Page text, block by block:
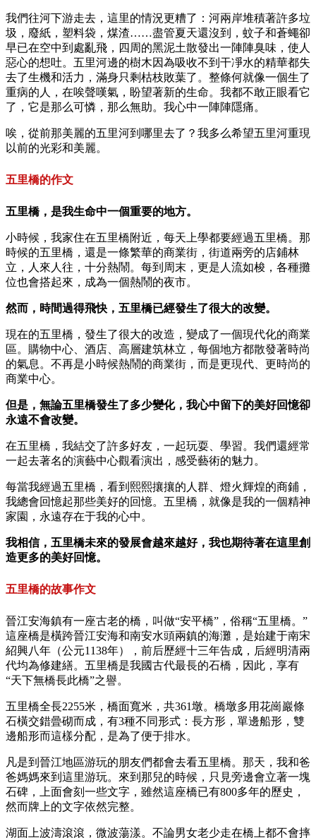
我們往河下游走去，這里的情況更糟了：河兩岸堆積著許多垃
圾，廢紙，塑料袋，煤渣……盡管夏天還沒到，蚊子和蒼蠅卻
早已在空中到處亂飛，四周的黑泥土散發出一陣陣臭味，使人
惡心的想吐。五里河邊的樹木因為吸收不到干凈水的精華都失
去了生機和活力，滿身只剩枯枝敗葉了。整條何就像一個生了
重病的人，在唉聲嘆氣，盼望著新的生命。我都不敢正眼看它
了，它是那么可憐，那么無助。我心中一陣陣隱痛。
唉，從前那美麗的五里河到哪里去了？我多么希望五里河重現
以前的光彩和美麗。
五里橋的作文
五里橋，是我生命中一個重要的地方。
小時候，我家住在五里橋附近，每天上學都要經過五里橋。那
時候的五里橋，還是一條繁華的商業街，街道兩旁的店鋪林
立，人來人往，十分熱鬧。每到周末，更是人流如梭，各種攤
位也會搭起來，成為一個熱鬧的夜市。
然而，時間過得飛快，五里橋已經發生了很大的改變。
現在的五里橋，發生了很大的改造，變成了一個現代化的商業
區。購物中心、酒店、高層建筑林立，每個地方都散發著時尚
的氣息。不再是小時候熱鬧的商業街，而是更現代、更時尚的
商業中心。
但是，無論五里橋發生了多少變化，我心中留下的美好回憶卻
永遠不會改變。
在五里橋，我結交了許多好友，一起玩耍、學習。我們還經常
一起去著名的演藝中心觀看演出，感受藝術的魅力。
每當我經過五里橋，看到熙熙攘攘的人群、燈火輝煌的商鋪，
我總會回憶起那些美好的回憶。五里橋，就像是我的一個精神
家園，永遠存在于我的心中。
我相信，五里橋未來的發展會越來越好，我也期待著在這里創
造更多的美好回憶。
五里橋的故事作文
晉江安海鎮有一座古老的橋，叫做“安平橋”，俗稱“五里橋。”
這座橋是橫跨晉江安海和南安水頭兩鎮的海灘，是始建于南宋
紹興八年（公元1138年），前后歷經十三年告成，后經明清兩
代均為修建繕。五里橋是我國古代最長的石橋，因此，享有
“天下無橋長此橋”之譽。
五里橋全長2255米，橋面寬米，共361墩。橋墩多用花崗巖條
石橫交錯曡砌而成，有3種不同形式：長方形，單邊船形，雙
邊船形而這樣分配，是為了便于排水。
凡是到晉江地區游玩的朋友們都會去看五里橋。那天，我和爸
爸媽媽來到這里游玩。來到那兒的時候，只見旁邊會立著一塊
石碑，上面會刻一些文字，雖然這座橋已有800多年的歷史，
然而牌上的文字依然完整。
湖面上波濤滾滾，微波蕩漾。不論男女老少走在橋上都不會摔